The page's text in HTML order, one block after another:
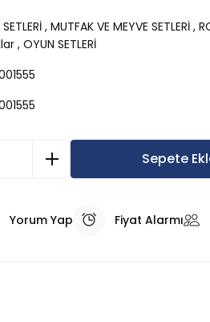
, MUTFAK VE MEYVE SETLERİ ,
, OYUN SETLERİ
Sepete
Yorum Yap Fiyat Alarmı